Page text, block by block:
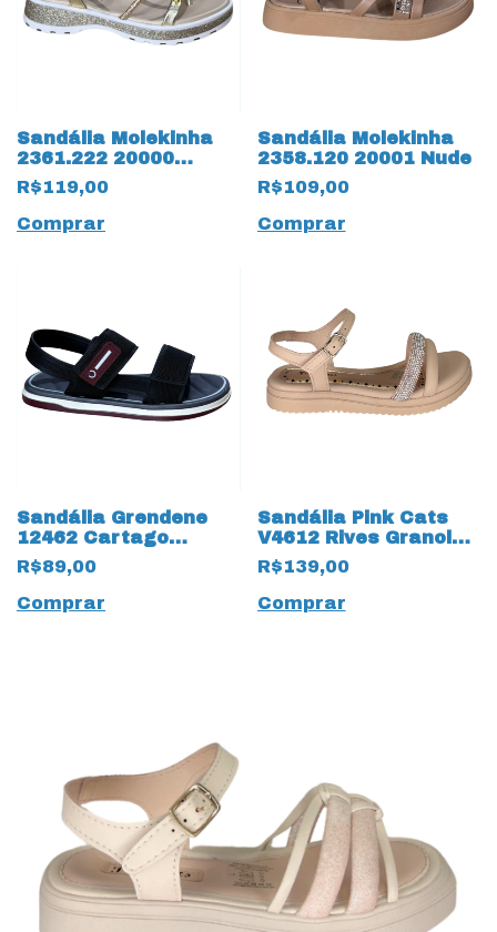
Sandália Molekinha
2361.222 20000
Dourado
R$119,00
Comprar
Sandália Molekinha
2358.120 20001 Nude
R$109,00
Comprar
Sandália Grendene
12462 Cartago
Málaga Infantil 19924
Preto
R$89,00
Comprar
Sandália Pink Cats
V4612 Rives Granola
17839 Bege
R$139,00
Comprar